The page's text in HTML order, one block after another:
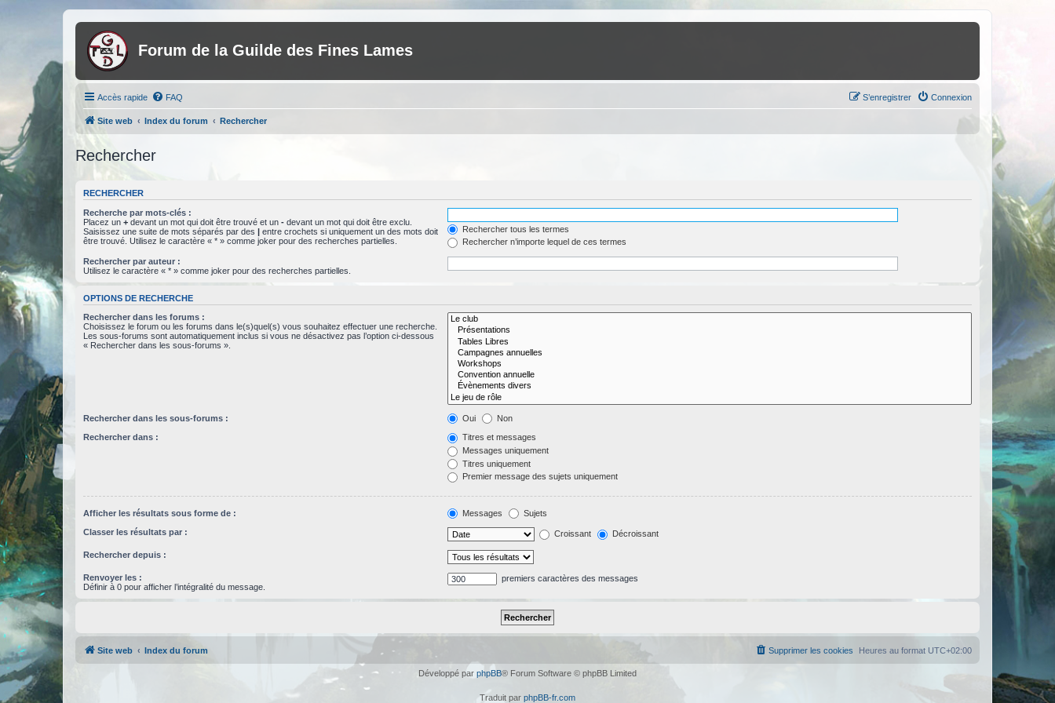
Forum de la Guilde des Fines Lames
Accès rapide FAQ Connexion
S’enregistrer
Site web Index du forum Rechercher
Rechercher
RECHERCHER
Recherche par mots-clés :
Placez un + devant un mot qui doit être trouvé et un - devant un mot qui doit être exclu.
Saisissez une suite de mots séparés par des | entre crochets si uniquement un des mots doit
être trouvé. Utilisez le caractère « * » comme joker pour des recherches partielles.
Rechercher tous les termes
Rechercher n’importe lequel de ces termes
Rechercher par auteur :
Utilisez le caractère « * » comme joker pour des recherches partielles.
OPTIONS DE RECHERCHE
Rechercher dans les forums :
Choisissez le forum ou les forums dans le(s)quel(s) vous souhaitez effectuer une recherche.
Les sous-forums sont automatiquement inclus si vous ne désactivez pas l’option ci-dessous
« Rechercher dans les sous-forums ».
Rechercher dans les sous-forums : Oui Non
Rechercher dans :
Titres et messages
Messages uniquement
Titres uniquement
Premier message des sujets uniquement
Afficher les résultats sous forme de : Messages Sujets
Classer les résultats par : Croissant Décroissant
Rechercher depuis :
Renvoyer les :
Définir à 0 pour afficher l’intégralité du message.
premiers caractères des messages
Site web Index du forum Heures au format UTC+02:00
Supprimer les cookies
Développé par phpBB® Forum Software © phpBB Limited
Traduit par phpBB-fr.com